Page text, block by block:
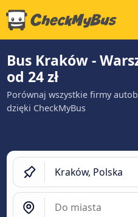
Bus Kraków -
od 24 zł
Porównaj wszystkie firmy
dzięki CheckMyBus